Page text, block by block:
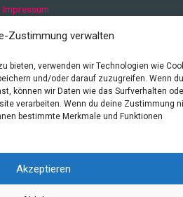
Zustimmung verwalten
bieten, verwenden wir Technologien wie
und/oder darauf zuzugreifen. Wenn du
können wir Daten wie das Surfverhalten
verarbeiten. Wenn du deine Zustimmung
bestimmte Merkmale und Funktionen
Akzeptieren
Impressum
Index